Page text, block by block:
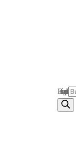
Búsqueda de productos